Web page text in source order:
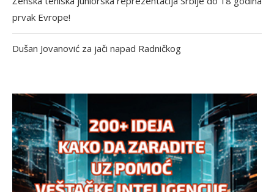
prvak Evrope!
Dušan Jovanović za jači napad Radničkog